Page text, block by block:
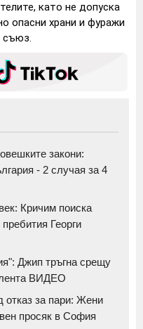
като не допуска
опасни храни и фуражи
съюз.
закони:
- 2 случая за 4
Кричим поиска
Георги
Джип тръгна срещу
лента ВИДЕО
отказ за пари: Жени
просяк в София